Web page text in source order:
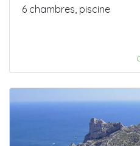
6 chambres, piscine